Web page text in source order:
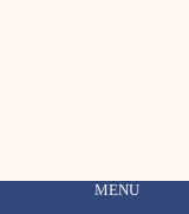
MENU